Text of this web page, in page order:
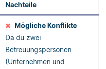
Nachteile
Mögliche Konflikte
Da du zwei
Betreuungspersonen
(Unternehmen und